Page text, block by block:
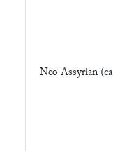
Neo-Assyrian